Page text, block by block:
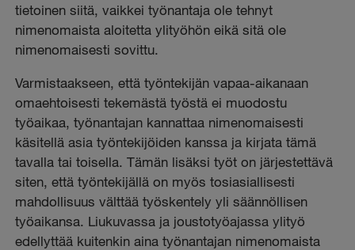
tietoinen siitä, vaikkei työnantaja ole tehnyt
nimenomaista aloitetta ylityöhön eikä sitä ole
nimenomaisesti sovittu.
Varmistaakseen, että työntekijän vapaa-aikanaan
omaehtoisesti tekemästä työstä ei muodostu
työaikaa, työnantajan kannattaa nimenomaisesti
käsitellä asia työntekijöiden kanssa ja kirjata tämä
tavalla tai toisella. Tämän lisäksi työt on järjestettävä
siten, että työntekijällä on myös tosiasiallisesti
mahdollisuus välttää työskentely yli säännöllisen
työaikansa. Liukuvassa ja joustotyöajassa ylityö
edellyttää kuitenkin aina työnantajan nimenomaista